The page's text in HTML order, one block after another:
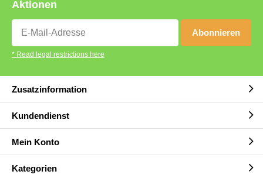
Aktionen
Abonnieren
* Read legal restrictions here
Zusatzinformation
Kundendienst
Mein Konto
Kategorien